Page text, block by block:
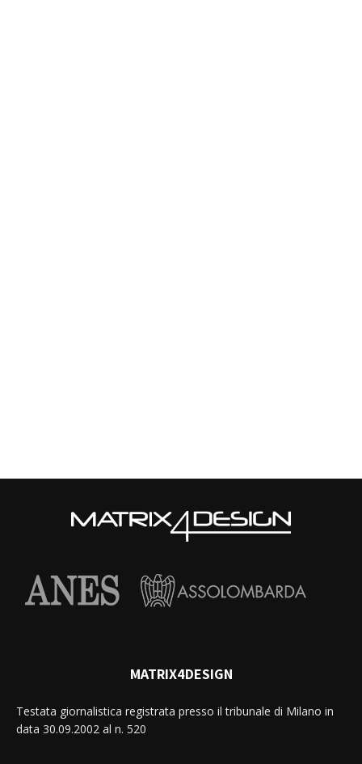
MATRIX4DESIGN
Testata giornalistica registrata presso il tribunale di Milano in
data 30.09.2002 al n. 520